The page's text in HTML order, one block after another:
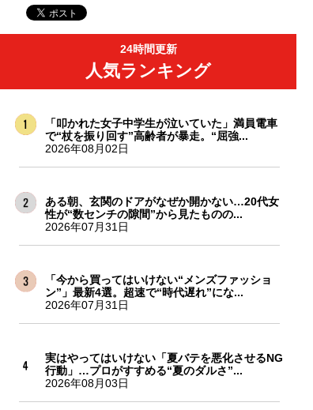
24時間更新
人気ランキング
「叩かれた女子中学生が泣いていた」満員電車
で“杖を振り回す”高齢者が暴走。“屈強...
2026年08月02日
ある朝、玄関のドアがなぜか開かない…20代女
性が“数センチの隙間”から見たものの...
2026年07月31日
「今から買ってはいけない“メンズファッショ
ン”」最新4選。超速で“時代遅れ”にな...
2026年07月31日
実はやってはいけない「夏バテを悪化させるNG
行動」…プロがすすめる“夏のダルさ”...
2026年08月03日